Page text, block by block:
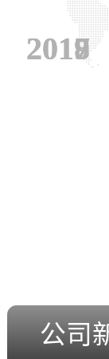
2019
2018
2017
公司